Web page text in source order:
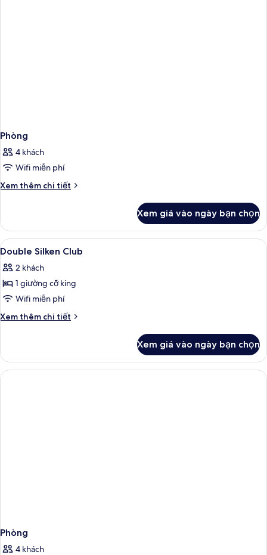
Phòng
4 khách
Wifi miễn phí
Xem thêm chi tiết
Chi
Phòng
Xem giá vào ngày bạn chọn
Xem
tất
cả
ảnh
Double
Silken
Bộ đồ giường kháng dị ứng,
5
Double Silken Club
2 khách
1 giường cỡ king
Wifi miễn phí
Xem thêm chi tiết
Chi
Double
Silken
Club
Xem giá vào ngày bạn chọn
Phòng
4 khách